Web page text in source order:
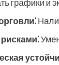
графики и